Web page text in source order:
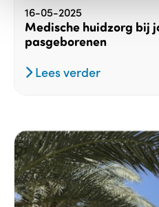
16-05-2025
Medische huidzorg bij
pasgeborenen
Lees verder